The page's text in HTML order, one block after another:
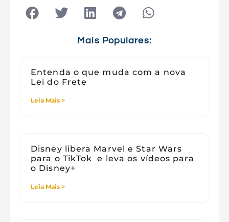
Tecnologia
Mais Populares:
Entenda o que muda com a nova
Lei do Frete
Leia Mais >
Disney libera Marvel e Star Wars
para o TikTok e leva os vídeos para
o Disney+
Leia Mais >